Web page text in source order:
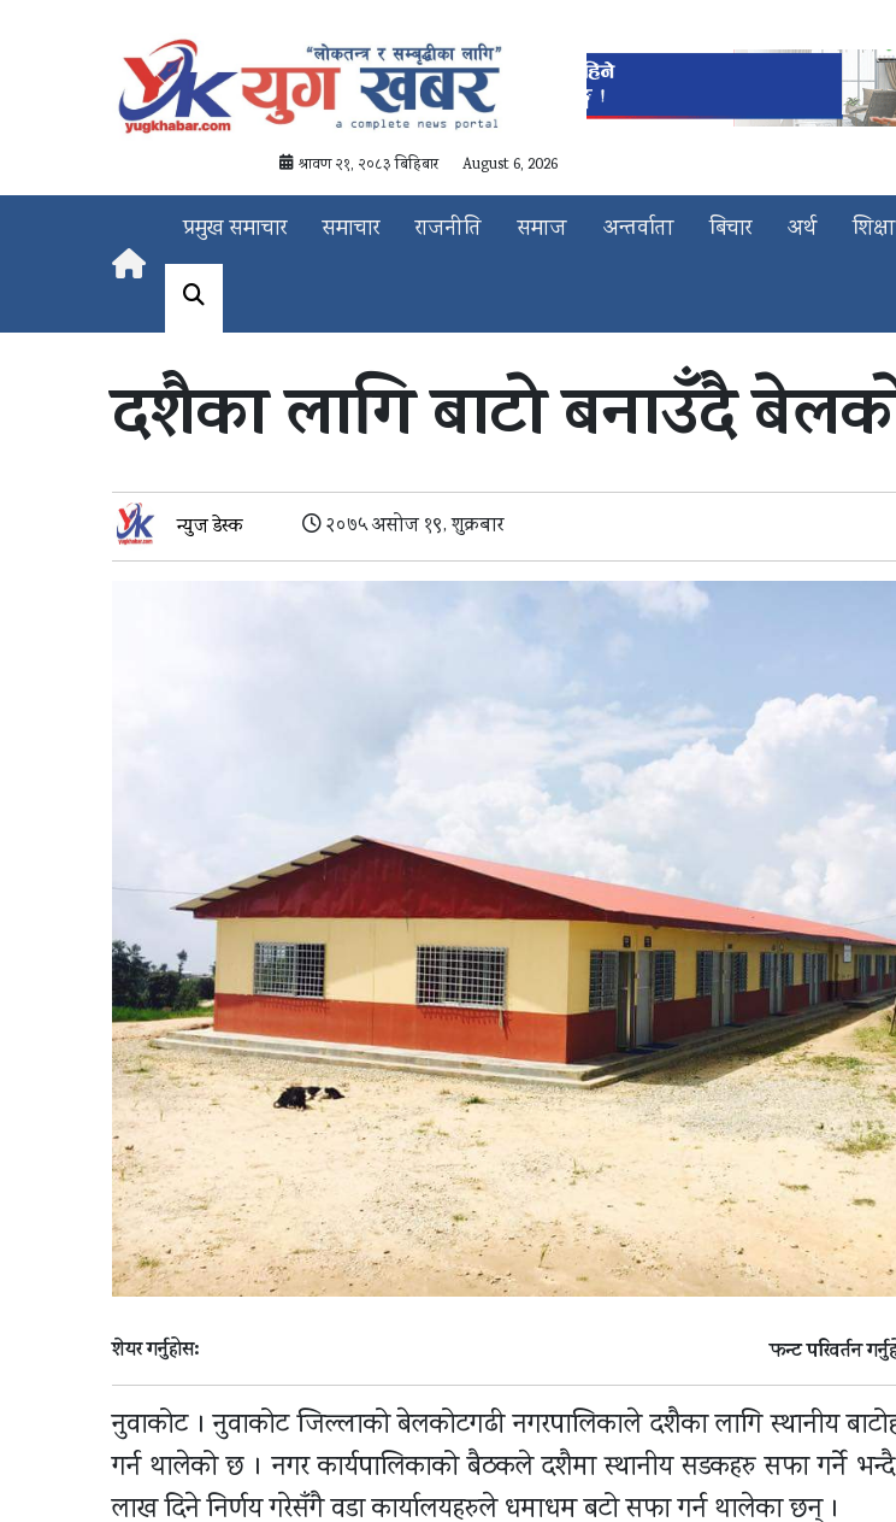
श्रावण २१, २०८३ बिहिबार August 6, 2026
प्रमुख समाचार समाचार राजनीति समाज अन्तर्वाता बिचार अर्थ शिक्षा
दशैका लागि बाटो बनाउँदै
न्युज डेस्क २०७५ असोज १९, शुक्रबार
शेयर गर्नुहोस: फन्ट परिवर्तन
नुवाकोट । नुवाकोट जिल्लाको बेलकोटगढी नगरपालिकाले दशैका लागि स्थानीय
गर्न थालेको छ । नगर कार्यपालिकाको बैठकले दशैमा स्थानीय सडकहरु सफा गर्ने
लाख दिने निर्णय गरेसँगै वडा कार्यालयहरुले धमाधम बटो सफा गर्न थालेका छन् ।